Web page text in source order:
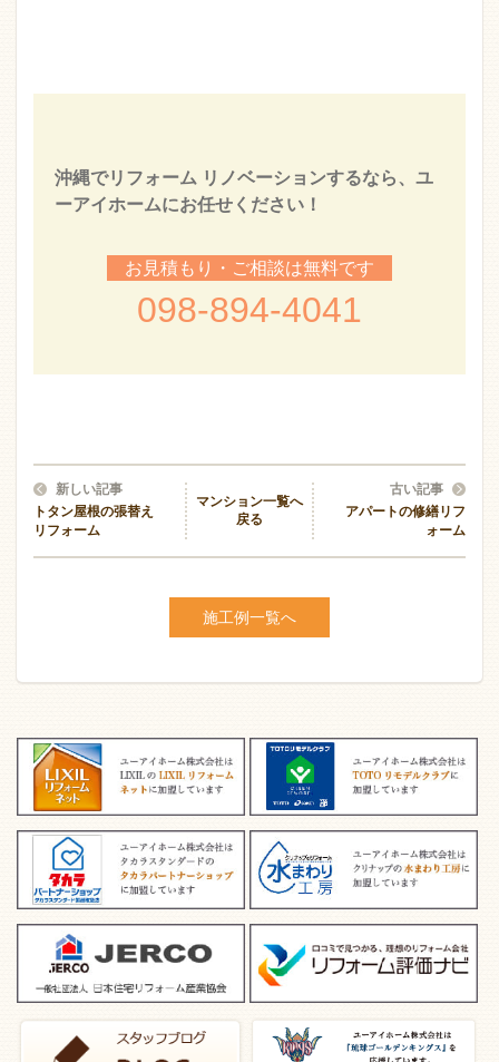
沖縄でリフォーム リノベーションするなら、ユ
ーアイホームにお任せください！
お見積もり・ご相談は無料です
098-894-4041
新しい記事
トタン屋根の張替え
リフォーム
マンション一覧へ
戻る
古い記事
アパートの修繕リフ
ォーム
施工例一覧へ